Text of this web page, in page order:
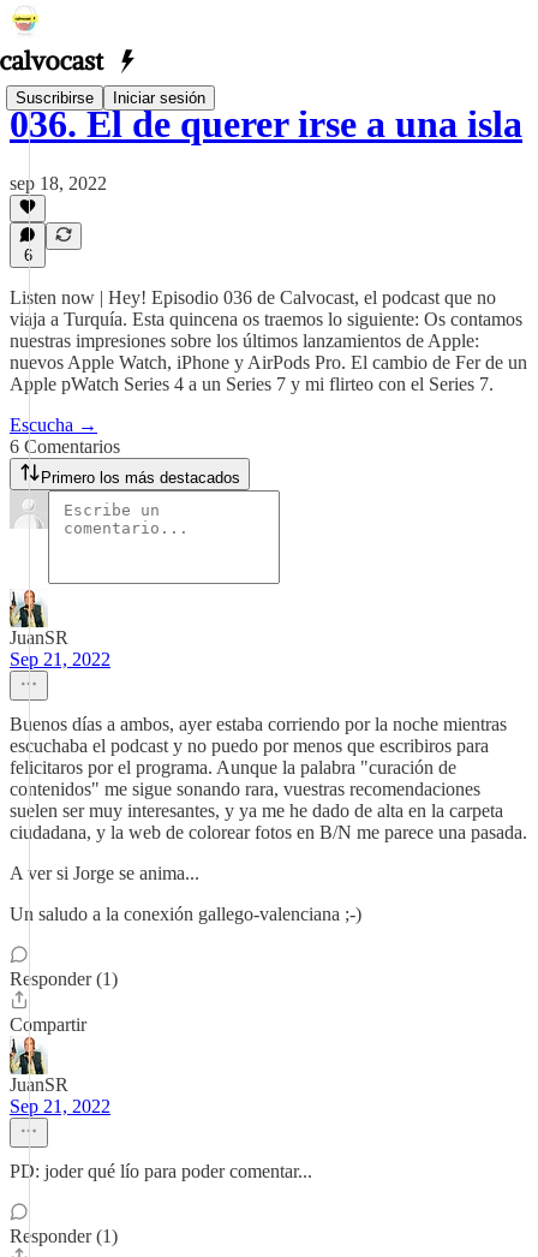
Suscribirse Iniciar sesión
036. El de querer irse a una isla
sep 18, 2022
6
Listen now | Hey! Episodio 036 de Calvocast, el podcast que no
viaja a Turquía. Esta quincena os traemos lo siguiente: Os contamos
nuestras impresiones sobre los últimos lanzamientos de Apple:
nuevos Apple Watch, iPhone y AirPods Pro. El cambio de Fer de un
Apple pWatch Series 4 a un Series 7 y mi flirteo con el Series 7.
Escucha →
6 Comentarios
Primero los más destacados
JuanSR
Sep 21, 2022
Buenos días a ambos, ayer estaba corriendo por la noche mientras
escuchaba el podcast y no puedo por menos que escribiros para
felicitaros por el programa. Aunque la palabra "curación de
contenidos" me sigue sonando rara, vuestras recomendaciones
suelen ser muy interesantes, y ya me he dado de alta en la carpeta
ciudadana, y la web de colorear fotos en B/N me parece una pasada.
A ver si Jorge se anima...
Un saludo a la conexión gallego-valenciana ;-)
Responder (1)
Compartir
JuanSR
Sep 21, 2022
PD: joder qué lío para poder comentar...
Responder (1)